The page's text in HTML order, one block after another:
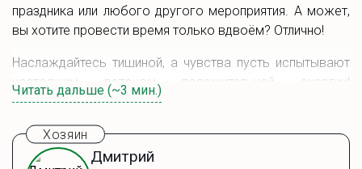
праздника или любого другого мероприятия. А может,
вы хотите провести время только вдвоём? Отлично!
Наслаждайтесь тишиной, а чувства пусть испытывают
настоящим потоком положительной энергии!
Бронируйте, садитесь в машину и приезжайте отдыхать!
Основное
Внутри вас ждут 55 квадратных метров общей площади
Читать дальше (~3 мин.)
Хозяин
Дмитрий